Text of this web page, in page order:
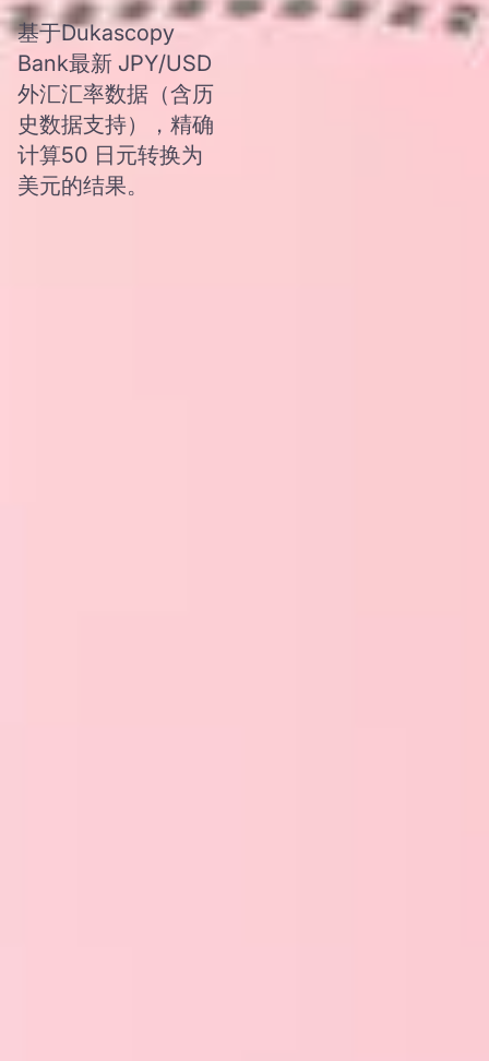
基于Dukascopy
Bank最新 JPY/USD
外汇汇率数据（含历
史数据支持），精确
计算50 日元转换为
美元的结果。